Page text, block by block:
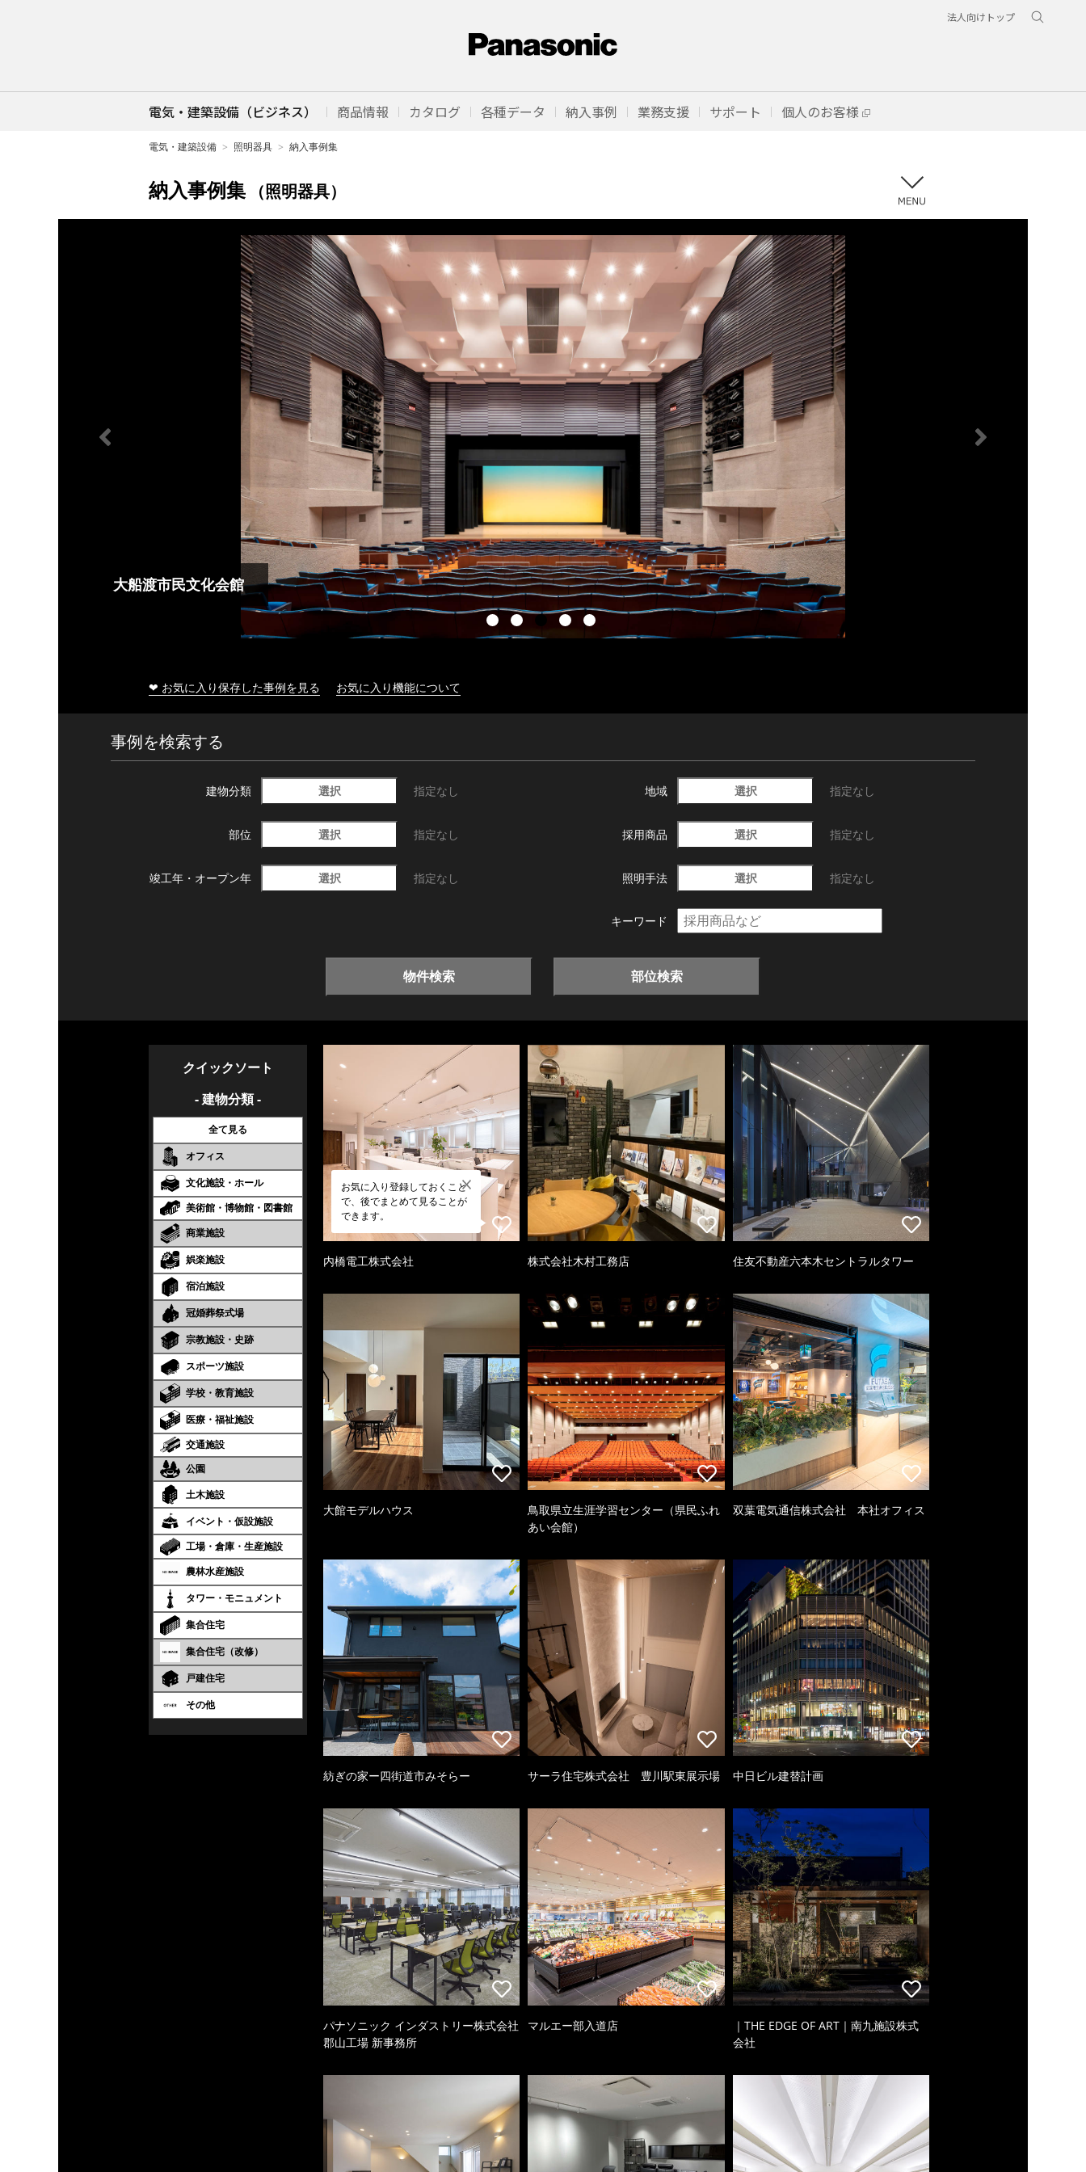
法人向けトップ
電気・建築設備（ビジネス） 商品情報 カタログ 各種データ 納入事例 業務支援 サポート 個人のお客様
電気・建築設備 照明器具 納入事例集
納入事例集 （照明器具）
大船渡市民文化会館
❤ お気に入り保存した事例を見る お気に入り機能について
事例を検索する
建物分類 選択 指定なし 地域 選択 指定なし
部位 選択 指定なし 採用商品 選択 指定なし
竣工年・ オープン年 選択 指定なし 照明手法 選択 指定なし
キーワード
物件検索 部位検索
クイックソート
- 建物分類 -
全て見る
オフィス
文化施設・ホール
美術館・博物館・図書館
商業施設
娯楽施設
宿泊施設
冠婚葬祭式場
宗教施設・史跡
スポーツ施設
学校・教育施設
医療・福祉施設
交通施設
公園
土木施設
イベント・仮設施設
工場・倉庫・生産施設
農林水産施設
タワー・モニュメント
集合住宅
集合住宅（改修）
戸建住宅
その他
お気に入り登録しておくこと
で、後でまとめて見ることが
できます。
内橋電工株式会社 株式会社木村工務店 住友不動産六本木セントラルタワー
大館モデルハウス
鳥取県立生涯学習センター（県民ふれ
あい会館）
双葉電気通信株式会社 本社オフィス
紡ぎの家ー四街道市みそらー サーラ住宅株式会社 豊川駅東展示場 中日ビル建替計画
パナソニック インダストリー株式会社
郡山工場 新事務所
マルエー部入道店
｜THE EDGE OF ART｜南九施設株式
会社